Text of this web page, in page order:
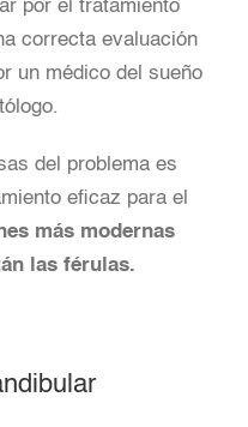
por el tratamiento
correcta evaluación
un médico del sueño
del problema es
eficaz para el
más modernas
las férulas.